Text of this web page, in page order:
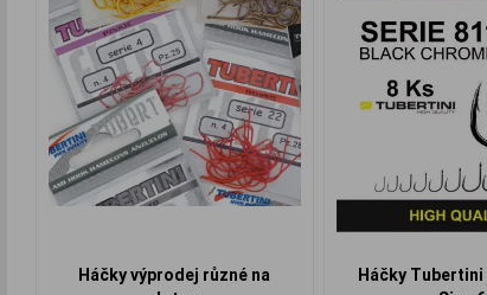
Háčky výprodej různé na
Háčky Tubertini